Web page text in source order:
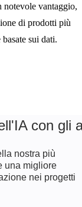
notevole vantaggio,
di prodotti più
sui dati.
con gli
nostra più
una migliore
nei progetti